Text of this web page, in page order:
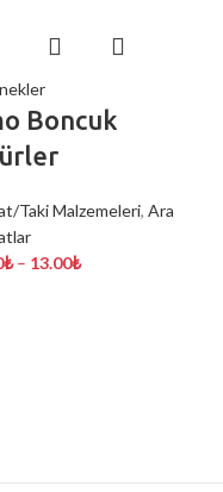
Boncuk
Taki Malzemeleri, Ara
₺ – 13.00₺